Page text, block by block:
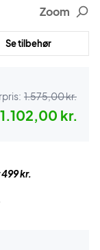
Zoom
Se tilbehør
1.575,00 kr.
1.102,00 kr.
kr.